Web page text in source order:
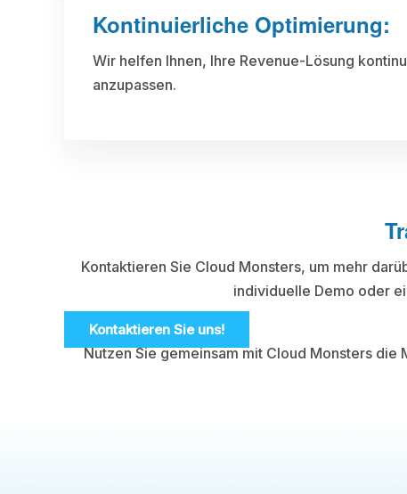
Kontinuierliche Optimierung:
Wir helfen Ihnen, Ihre Revenue-Lösung
anzupassen.
Kontaktieren Sie Cloud Monsters, um mehr
individuelle Demo oder
Kontaktieren Sie uns!
Nutzen Sie gemeinsam mit Cloud Monsters